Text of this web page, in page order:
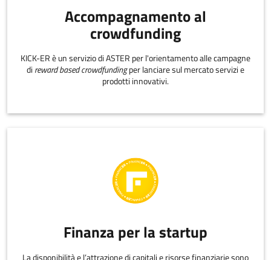
Accompagnamento al
crowdfunding
KICK-ER è un servizio di ASTER per l'orientamento alle campagne
di reward based crowdfundingper lanciare sul mercato servizi e
prodotti innovativi.
Finanza per la startup
La disponibilità e l’attrazione di capitali e risorse finanziarie sono